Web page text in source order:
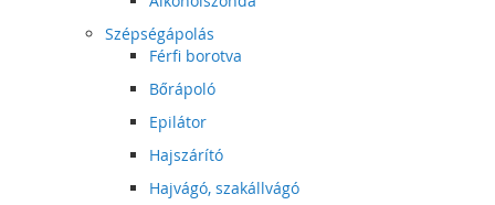
Szépségápolás
Férfi borotva
Bőrápoló
Epilátor
Hajszárító
Hajvágó, szakállvágó